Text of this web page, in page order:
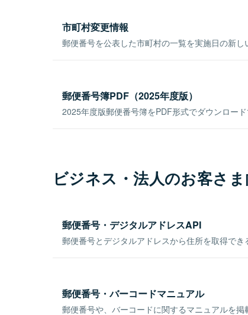
市町村変更情報
郵便番号を公表した市町村の一覧を実施日の新し
郵便番号簿PDF（2025年度版）
2025年度版郵便番号簿をPDF形式でダウンロード
ビジネス・法人のお客さ
郵便番号・デジタルアドレスAPI
郵便番号とデジタルアドレスから住所を取得でき
郵便番号・バーコードマニュアル
郵便番号や、バーコードに関するマニュアルを掲